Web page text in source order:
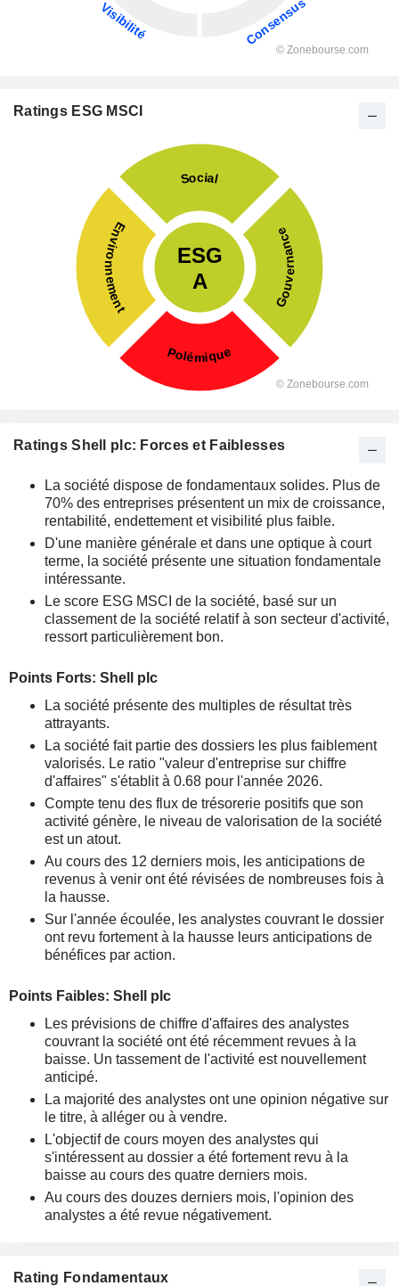
Ratings ESG MSCI
Ratings Shell plc: Forces et Faiblesses
La société dispose de fondamentaux solides. Plus de
70% des entreprises présentent un mix de croissance,
rentabilité, endettement et visibilité plus faible.
D'une manière générale et dans une optique à court
terme, la société présente une situation fondamentale
intéressante.
Le score ESG MSCI de la société, basé sur un
classement de la société relatif à son secteur d'activité,
ressort particulièrement bon.
Points Forts: Shell plc
La société présente des multiples de résultat très
attrayants.
La société fait partie des dossiers les plus faiblement
valorisés. Le ratio "valeur d'entreprise sur chiffre
d'affaires" s'établit à 0.68 pour l'année 2026.
Compte tenu des flux de trésorerie positifs que son
activité génère, le niveau de valorisation de la société
est un atout.
Au cours des 12 derniers mois, les anticipations de
revenus à venir ont été révisées de nombreuses fois à
la hausse.
Sur l'année écoulée, les analystes couvrant le dossier
ont revu fortement à la hausse leurs anticipations de
bénéfices par action.
Points Faibles: Shell plc
Les prévisions de chiffre d'affaires des analystes
couvrant la société ont été récemment revues à la
baisse. Un tassement de l'activité est nouvellement
anticipé.
La majorité des analystes ont une opinion négative sur
le titre, à alléger ou à vendre.
L'objectif de cours moyen des analystes qui
s'intéressent au dossier a été fortement revu à la
baisse au cours des quatre derniers mois.
Au cours des douzes derniers mois, l'opinion des
analystes a été revue négativement.
Rating Fondamentaux